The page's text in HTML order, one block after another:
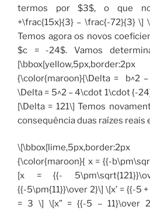
termos por $3$, o que
+\frac{15x}{3} – \frac{-72}{3} \]
Temos agora os novos
$c = -24$. Vamos
{\color{maroon}{\Delta = b^2
\Delta = 5^2 – 4\cdot 1\cdot {-
[\Delta = 121\] Temos
consequência duas raízes reais
{\color{maroon}{ x = {{-
[x = {{-
{{-5\pm{11}}\over 2}\] \[x’ = {{-5
= 3 \] \[x” = {{-5 – 11}\over